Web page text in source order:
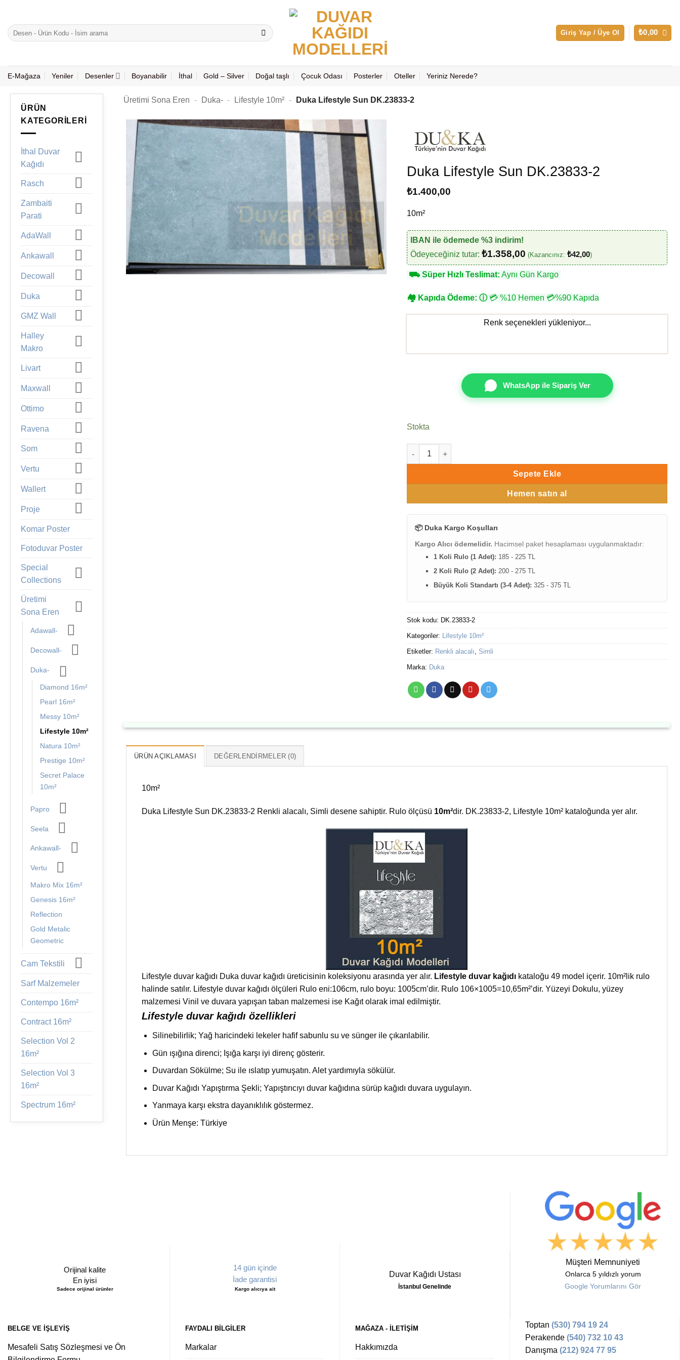
Ara:
Giriş Yap / Üye Ol ₺0,00
E-Mağaza Yeniler Desenler Boyanabilir İthal Gold – Silver Doğal taşlı Çocuk Odası Posterler Oteller Yeriniz Nerede?
ÜRÜN
KATEGORILERI
İthal Duvar
Kağıdı
Rasch
Zambaiti
Parati
AdaWall
Ankawall
Decowall
Duka
GMZ Wall
Halley
Makro
Livart
Maxwall
Ottimo
Ravena
Som
Vertu
Wallert
Proje
Komar Poster
Fotoduvar Poster
Special
Collections
Üretimi
Sona Eren
Adawall-
Decowall-
Duka-
Diamond 16m²
Pearl 16m²
Messy 10m²
Lifestyle 10m²
Natura 10m²
Prestige 10m²
Secret Palace
10m²
Papro
Seela
Ankawall-
Vertu
Makro Mix 16m²
Genesis 16m²
Reflection
Gold Metalic
Geometric
Cam Tekstili
Sarf Malzemeler
Contempo 16m²
Contract 16m²
Selection Vol 2
16m²
Selection Vol 3
16m²
Spectrum 16m²
Üretimi Sona Eren - Duka- - Lifestyle 10m² - Duka Lifestyle Sun DK.23833-2
Duka Lifestyle Sun DK.23833-2
₺1.400,00
10m²
IBAN ile ödemede %3 indirim!
Ödeyeceğiniz tutar: ₺1.358,00 (Kazancınız: ₺42,00)
⛟Süper Hızlı Teslimat: Aynı Gün Kargo
🏘 Kapıda Ödeme: ⓘ💳 %10 Hemen 💳%90 Kapıda
Renk seçenekleri yükleniyor...
WhatsApp ile Sipariş Ver
Stokta
Duka Lifestyle Sun DK.23833-2 adet
Sepete Ekle
Hemen satın al
📦 Duka Kargo Koşulları
Kargo Alıcı ödemelidir. Hacimsel paket hesaplaması uygulanmaktadır:
1 Koli Rulo (1 Adet): 185 - 225 TL
2 Koli Rulo (2 Adet): 200 - 275 TL
Büyük Koli Standartı (3-4 Adet): 325 - 375 TL
Stok kodu: DK.23833-2
Kategoriler: Lifestyle 10m²
Etiketler: Renkli alacalı, Simli
Marka: Duka
ÜRÜN AÇIKLAMASI DEĞERLENDIRMELER (0)
10m²
Duka Lifestyle Sun DK.23833-2 Renkli alacalı, Simli desene sahiptir. Rulo ölçüsü 10m²dir. DK.23833-2, Lifestyle 10m² kataloğunda yer alır.
Lifestyle duvar kağıdı Duka duvar kağıdı üreticisinin koleksiyonu arasında yer alır. Lifestyle duvar kağıdı kataloğu 49 model içerir. 10m²lik rulo
halinde satılır. Lifestyle duvar kağıdı ölçüleri Rulo eni:106cm, rulo boyu: 1005cm’dir. Rulo 106×1005=10,65m²’dir. Yüzeyi Dokulu, yüzey
malzemesi Vinil ve duvara yapışan taban malzemesi ise Kağıt olarak imal edilmiştir.
Lifestyle duvar kağıdı özellikleri
Silinebilirlik; Yağ haricindeki lekeler hafif sabunlu su ve sünger ile çıkarılabilir.
Gün ışığına direnci; Işığa karşı iyi direnç gösterir.
Duvardan Sökülme; Su ile ıslatıp yumuşatın. Alet yardımıyla sökülür.
Duvar Kağıdı Yapıştırma Şekli; Yapıştırıcıyı duvar kağıdına sürüp kağıdı duvara uygulayın.
Yanmaya karşı ekstra dayanıklılık göstermez.
Ürün Menşe: Türkiye
Orijinal kalite
En iyisi
Sadece orijinal ürünler
14 gün içinde
İade garantisi
Kargo alıcıya ait
Duvar Kağıdı Ustası
İstanbul Genelinde
Müşteri Memnuniyeti
Onlarca 5 yıldızlı yorum
Google Yorumlarını Gör
BELGE VE İŞLEYIŞ
Mesafeli Satış Sözleşmesi ve Ön
FAYDALI BILGILER
Markalar
MAĞAZA - ILETIŞIM
Hakkımızda
Toptan (530) 794 19 24
Perakende (540) 732 10 43
Danışma (212) 924 77 95